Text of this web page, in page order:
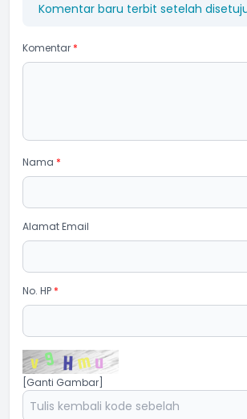
Komentar baru terbit setelah
Komentar *
Nama *
Alamat Email
No. HP *
[Ganti Gambar]